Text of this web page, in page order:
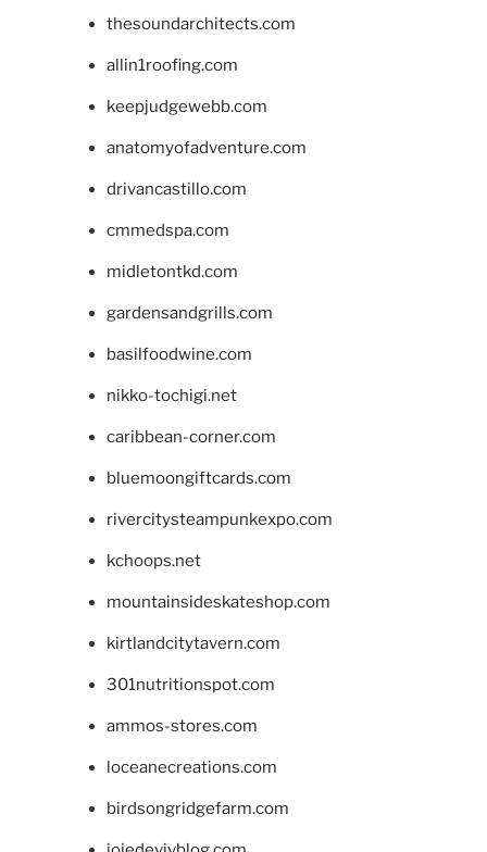
thesoundarchitects.com
allin1roofing.com
keepjudgewebb.com
anatomyofadventure.com
drivancastillo.com
cmmedspa.com
midletontkd.com
gardensandgrills.com
basilfoodwine.com
nikko-tochigi.net
caribbean-corner.com
bluemoongiftcards.com
rivercitysteampunkexpo.com
kchoops.net
mountainsideskateshop.com
kirtlandcitytavern.com
301nutritionspot.com
ammos-stores.com
loceanecreations.com
birdsongridgefarm.com